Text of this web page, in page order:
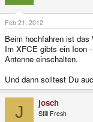
Feb 21, 2012
Beim hochfahren ist
Im XFCE gibts ein Icon
Antenne einschalten.
Und dann solltest Du
J josch
Still Fresh